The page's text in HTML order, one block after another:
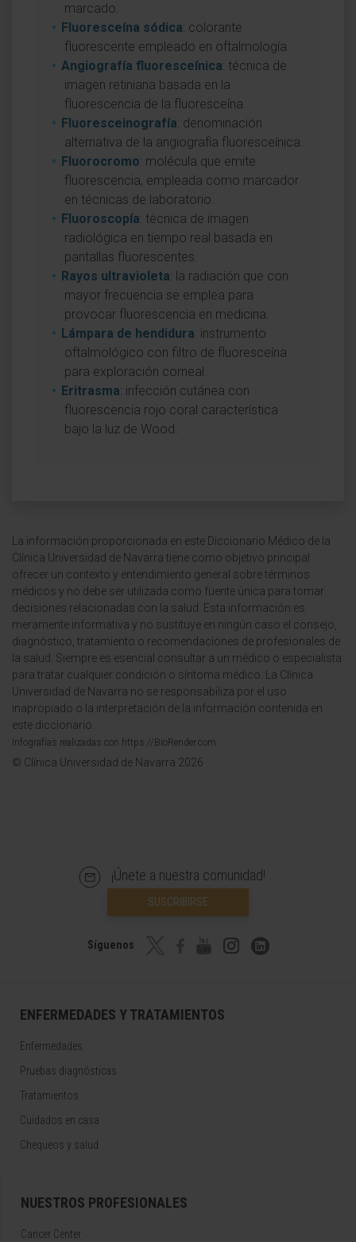
marcado.
Fluoresceína sódica: colorante
fluorescente empleado en oftalmología.
Angiografía fluoresceínica: técnica de
imagen retiniana basada en la
fluorescencia de la fluoresceína.
Fluoresceinografía: denominación
alternativa de la angiografía fluoresceínica.
Fluorocromo: molécula que emite
fluorescencia, empleada como marcador
en técnicas de laboratorio.
Fluoroscopía: técnica de imagen
radiológica en tiempo real basada en
pantallas fluorescentes.
Rayos ultravioleta: la radiación que con
mayor frecuencia se emplea para
provocar fluorescencia en medicina.
Lámpara de hendidura: instrumento
oftalmológico con filtro de fluoresceína
para exploración corneal.
Eritrasma: infección cutánea con
fluorescencia rojo coral característica
bajo la luz de Wood.
La información proporcionada en este Diccionario Médico de la
Clínica Universidad de Navarra tiene como objetivo principal
ofrecer un contexto y entendimiento general sobre términos
médicos y no debe ser utilizada como fuente única para tomar
decisiones relacionadas con la salud. Esta información es
meramente informativa y no sustituye en ningún caso el consejo,
diagnóstico, tratamiento o recomendaciones de profesionales de
la salud. Siempre es esencial consultar a un médico o especialista
para tratar cualquier condición o síntoma médico. La Clínica
Universidad de Navarra no se responsabiliza por el uso
inapropiado o la interpretación de la información contenida en
este diccionario.
Infografías realizadas con https://BioRender.com
© Clínica Universidad de Navarra 2026
¡Únete a nuestra comunidad!
SUSCRIBIRSE
Síguenos
ENFERMEDADES Y TRATAMIENTOS
Enfermedades
Pruebas diagnósticas
Tratamientos
Cuidados en casa
Chequeos y salud
NUESTROS PROFESIONALES
Cancer Center